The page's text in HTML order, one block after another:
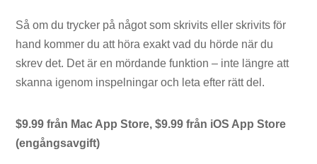
Så om du trycker på något som skrivits eller skrivits för
hand kommer du att höra exakt vad du hörde när du
skrev det. Det är en mördande funktion – inte längre att
skanna igenom inspelningar och leta efter rätt del.
$9.99 från Mac App Store, $9.99 från iOS App Store
(engångsavgift)